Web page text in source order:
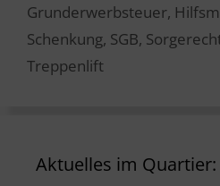
Grunderwerbsteuer,
Schenkung, SGB,
Treppenlift
Aktuelles im Quartier: